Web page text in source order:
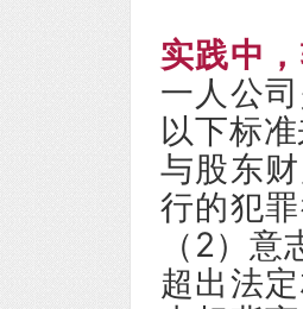
实践中
一人公
以下标
与股东
行的犯
（2）
超出法